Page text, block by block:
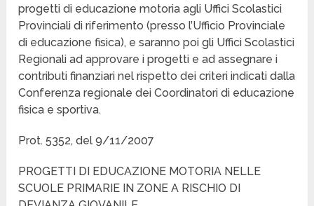
progetti di educazione motoria agli Uffici Scolastici
Provinciali di riferimento (presso l’Ufficio Provinciale
di educazione fisica), e saranno poi gli Uffici Scolastici
Regionali ad approvare i progetti e ad assegnare i
contributi finanziari nel rispetto dei criteri indicati dalla
Conferenza regionale dei Coordinatori di educazione
fisica e sportiva.
Prot. 5352, del 9/11/2007
PROGETTI DI EDUCAZIONE MOTORIA NELLE
SCUOLE PRIMARIE IN ZONE A RISCHIO DI